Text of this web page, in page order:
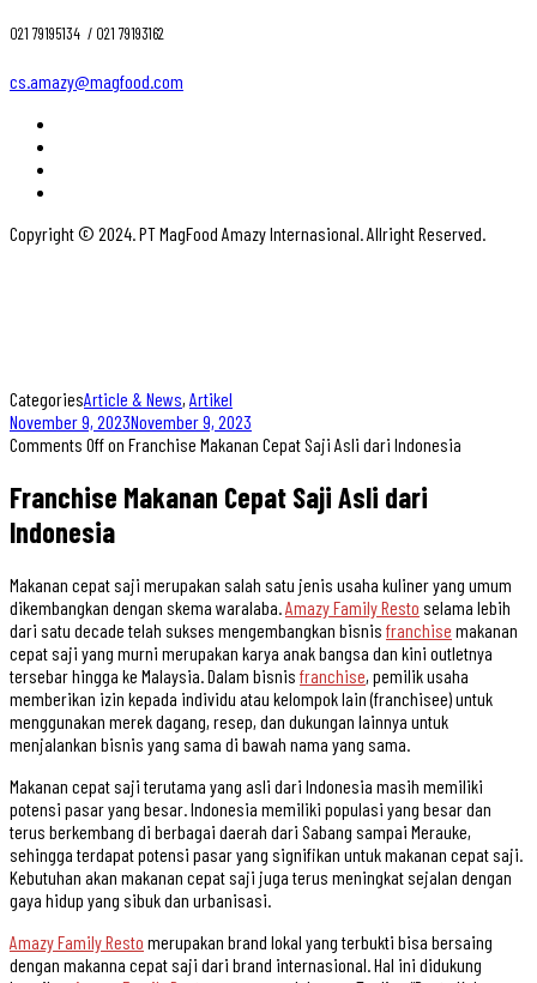
021 79195134 ‎ / 021 79193162
cs.amazy@magfood.com
Copyright © 2024. PT MagFood Amazy Internasional. Allright Reserved.
CategoriesArticle & News, Artikel
November 9, 2023November 9, 2023
Comments Offon Franchise Makanan Cepat Saji Asli dari Indonesia
Franchise Makanan Cepat Saji Asli dari
Indonesia
Makanan cepat saji merupakan salah satu jenis usaha kuliner yang umum
dikembangkan dengan skema waralaba. Amazy Family Resto selama lebih
dari satu decade telah sukses mengembangkan bisnis franchise makanan
cepat saji yang murni merupakan karya anak bangsa dan kini outletnya
tersebar hingga ke Malaysia. Dalam bisnis franchise, pemilik usaha
memberikan izin kepada individu atau kelompok lain (franchisee) untuk
menggunakan merek dagang, resep, dan dukungan lainnya untuk
menjalankan bisnis yang sama di bawah nama yang sama.
Makanan cepat saji terutama yang asli dari Indonesia masih memiliki
potensi pasar yang besar. Indonesia memiliki populasi yang besar dan
terus berkembang di berbagai daerah dari Sabang sampai Merauke,
sehingga terdapat potensi pasar yang signifikan untuk makanan cepat saji.
Kebutuhan akan makanan cepat saji juga terus meningkat sejalan dengan
gaya hidup yang sibuk dan urbanisasi.
Amazy Family Resto merupakan brand lokal yang terbukti bisa bersaing
dengan makanna cepat saji dari brand internasional. Hal ini didukung